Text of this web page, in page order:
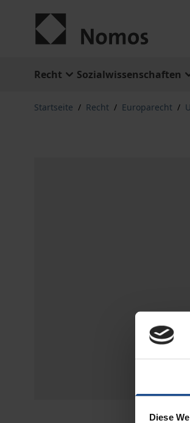
Diese
Recht Sozialwissenschaften
Startseite / Recht / Europarecht /